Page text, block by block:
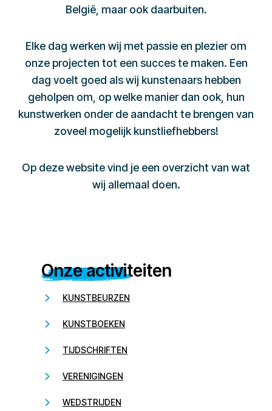
België, maar ook daarbuiten.
Elke dag werken wij met passie en plezier om
onze projecten tot een succes te maken. Een
dag voelt goed als wij kunstenaars hebben
geholpen om, op welke manier dan ook, hun
kunstwerken onder de aandacht te brengen van
zoveel mogelijk kunstliefhebbers!
Op deze website vind je een overzicht van wat
wij allemaal doen.
Onze activiteiten
KUNSTBEURZEN
KUNSTBOEKEN
TIJDSCHRIFTEN
VERENIGINGEN
WEDSTRIJDEN